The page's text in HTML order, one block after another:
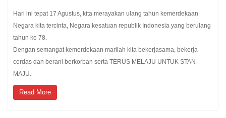
Hari ini tepat 17 Agustus, kita merayakan ulang tahun kemerdekaan
Negara kita tercinta, Negara kesatuan republik Indonesia yang berulang
tahun ke 78.
Dengan semangat kemerdekaan marilah kita bekerjasama, bekerja
cerdas dan berani berkorban serta TERUS MELAJU UNTUK STAN
MAJU.
Read More